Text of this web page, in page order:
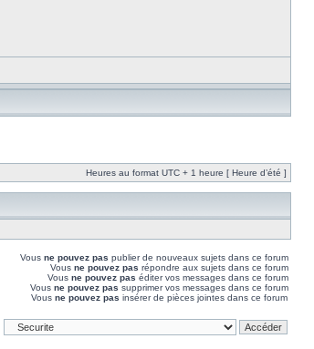
Heures au format UTC + 1 heure [ Heure d’été ]
Vous ne pouvez pas publier de nouveaux sujets dans ce forum
Vous ne pouvez pas répondre aux sujets dans ce forum
Vous ne pouvez pas éditer vos messages dans ce forum
Vous ne pouvez pas supprimer vos messages dans ce forum
Vous ne pouvez pas insérer de pièces jointes dans ce forum